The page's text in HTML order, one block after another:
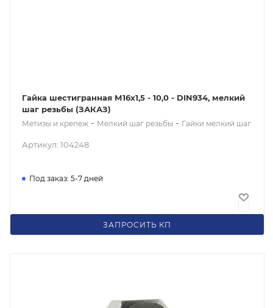
Гайка шестигранная М16x1,5 - 10,0 - DIN934, мелкий
шаг резьбы (ЗАКАЗ)
Метизы и крепеж - Мелкий шаг резьбы - Гайки мелкий шаг
Артикул: 104248
Под заказ: 5-7 дней
ЗАПРОСИТЬ КП